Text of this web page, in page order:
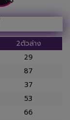
2ตัวล่าง
29
87
37
53
66